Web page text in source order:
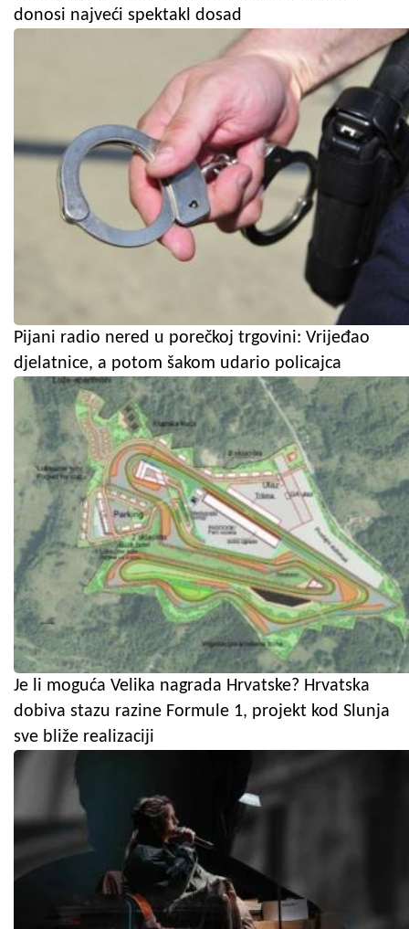
donosi najveći spektakl dosad
Pijani radio nered u porečkoj trgovini: Vrijeđao
djelatnice, a potom šakom udario policajca
Je li moguća Velika nagrada Hrvatske? Hrvatska
dobiva stazu razine Formule 1, projekt kod Slunja
sve bliže realizaciji